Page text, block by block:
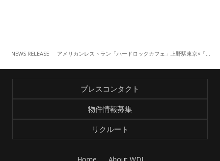
NEWS RELEASE
プレスコンタクト
物件情報募集
リクルート
Home About WDI